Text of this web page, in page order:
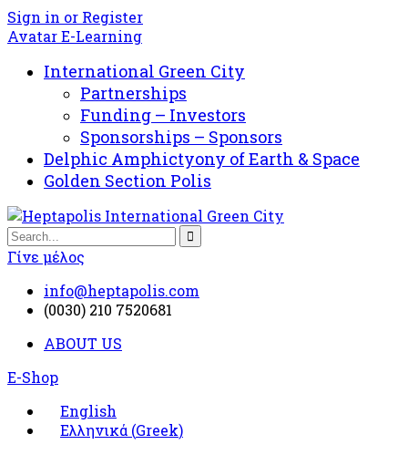
Sign in or Register
Avatar E-Learning
International Green City
Partnerships
Funding – Investors
Sponsorships – Sponsors
Delphic Amphictyony of Earth & Space
Golden Section Polis
Γίνε μέλος
info@heptapolis.com
(0030) 210 7520681
ABOUT US
E-Shop
English
Ελληνικά (Greek)